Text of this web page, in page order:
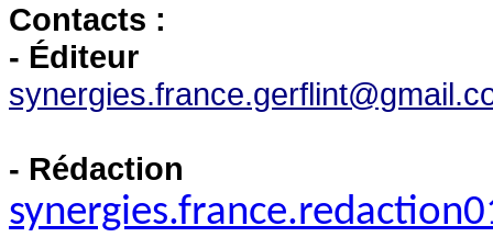
Contacts :
- Éditeur
- Rédaction